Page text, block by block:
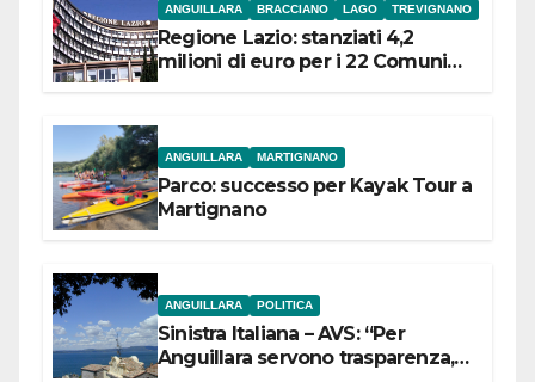
ANGUILLARA BRACCIANO LAGO TREVIGNANO
Regione Lazio: stanziati 4,2
milioni di euro per i 22 Comuni
ANGUILLARA MARTIGNANO
Parco: successo per Kayak Tour a
Martignano
ANGUILLARA POLITICA
Sinistra Italiana – AVS: “Per
Anguillara servono trasparenza,